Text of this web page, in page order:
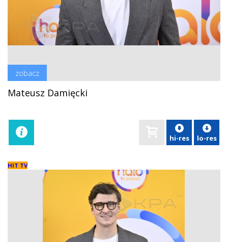
zobacz
Mateusz Damięcki
hi-res lo-res
HIT TV